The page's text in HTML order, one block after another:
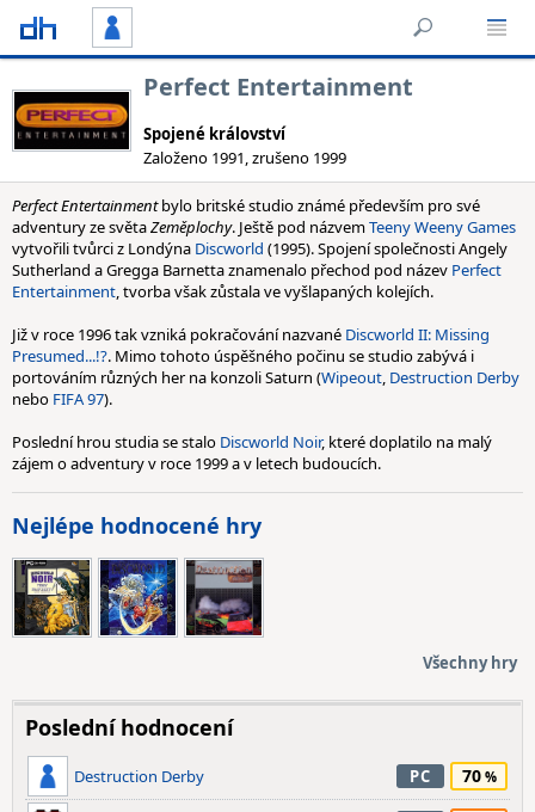
Perfect Entertainment
Spojené království
Založeno 1991, zrušeno 1999
Perfect Entertainmentbylo britské studio známé především pro své
adventury ze světaZeměplochy. Ještě pod názvemTeeny Weeny Games
vytvořili tvůrci z Londýna Discworld (1995). Spojení společnosti Angely
Sutherland a Gregga Barnetta znamenalo přechod pod název Perfect
Entertainment, tvorba však zůstala ve vyšlapaných kolejích.
Již v roce 1996 tak vzniká pokračování nazvané Discworld II: Missing
Presumed...!?. Mimo tohoto úspěšného počinu se studio zabývá i
portováním různých her na konzoli Saturn (Wipeout, Destruction Derby
nebo FIFA 97).
Poslední hrou studia se stalo Discworld Noir, které doplatilo na malý
zájem o adventury v roce 1999 a v letech budoucích.
Nejlépe hodnocené hry
Všechny hry
Poslední hodnocení
Destruction Derby PC 70